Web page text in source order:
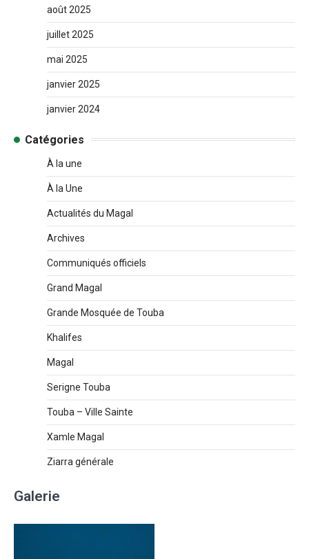
août 2025
juillet 2025
mai 2025
janvier 2025
janvier 2024
Catégories
À la une
À la Une
Actualités du Magal
Archives
Communiqués officiels
Grand Magal
Grande Mosquée de Touba
Khalifes
Magal
Serigne Touba
Touba – Ville Sainte
Xamle Magal
Ziarra générale
Galerie